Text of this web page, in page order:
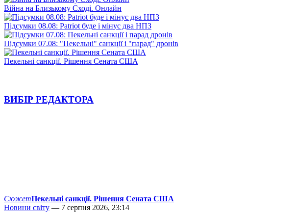
Війна на Близькому Сході. Онлайн
Підсумки 08.08: Patriot буде і мінус два НПЗ
Підсумки 07.08: "Пекельні" санкції і "парад" дронів
Пекельні санкції. Рішення Сената США
ВИБІР РЕДАКТОРА
СюжетПекельні санкції. Рішення Сената США
Новини світу — 7 серпня 2026, 23:14